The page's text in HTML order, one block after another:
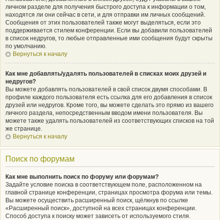
личном разделе для получения быстрого доступа к информации о том,
находятся ли они сейчас в сети, и для отправки им личных сообщений.
Сообщения от этих пользователей также могут выделяться, если это
поддерживается стилем конференции. Если вы добавили пользователей
в список недругов, то любые отправленные ими сообщения будут скрыты
по умолчанию.
Вернуться к началу
Как мне добавлять/удалять пользователей в списках моих друзей и
недругов?
Вы можете добавлять пользователей в свой список двумя способами. В
профиле каждого пользователя есть ссылка для его добавления в список
друзей или недругов. Кроме того, вы можете сделать это прямо из вашего
личного раздела, непосредственным вводом имени пользователя. Вы
можете также удалять пользователей из соответствующих списков на той
же странице.
Вернуться к началу
Поиск по форумам
Как мне выполнить поиск по форуму или форумам?
Задайте условие поиска в соответствующем поле, расположенном на
главной странице конференции, страницах просмотра форума или темы.
Вы можете осуществить расширенный поиск, щёлкнув по ссылке
«Расширенный поиск», доступной на всех страницах конференции.
Способ доступа к поиску может зависеть от используемого стиля.